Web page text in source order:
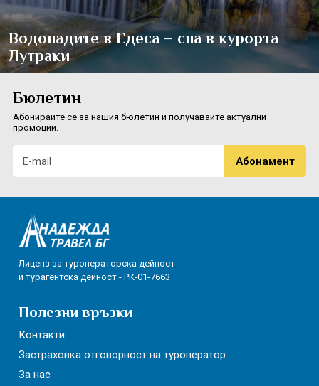
Водопадите в Едеса – спа в курорта
Лутраки
Бюлетин
Абонирайте се за нашия бюлетин и получавайте актуални
промоции.
Лиценз за туроператорска дейност
и турагентска дейност - РК-01-7663
Полезни връзки
Контакти
Застраховка отговорност на туроператор
За нас